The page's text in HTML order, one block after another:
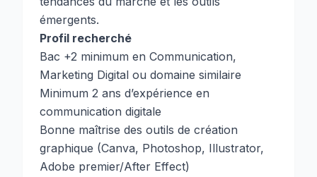
émergents.
Profil recherché
Bac +2 minimum en Communication,
Marketing Digital ou domaine similaire
Minimum 2 ans d’expérience en
communication digitale
Bonne maîtrise des outils de création
graphique (Canva, Photoshop, Illustrator,
Adobe premier/After Effect)